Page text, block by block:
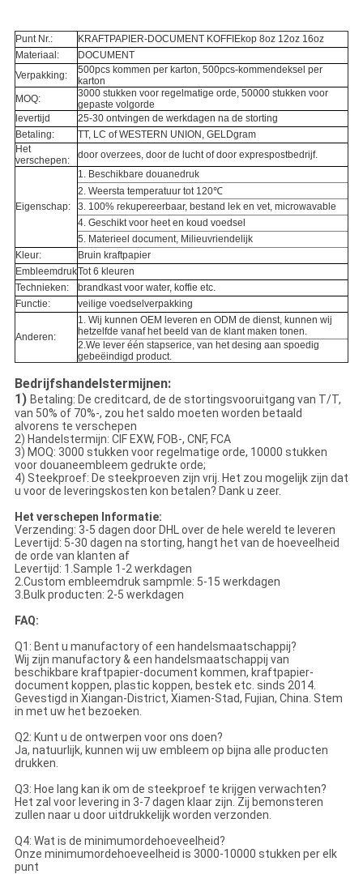
Punt Nr.:
KRAFTPAPIER-DOCUMENT KOFFIEkop 8oz 12oz 16oz
Materiaal:
DOCUMENT
Verpakking:
500pcs kommen per karton, 500pcs-kommendeksel per
karton
MOQ:
3000 stukken voor regelmatige orde, 50000 stukken voor
gepaste volgorde
levertijd
25-30 ontvingen de werkdagen na de storting
Betaling:
TT, LC of WESTERN UNION, GELDgram
Het
verschepen:
door overzees, door de lucht of door exprespostbedrijf.
Eigenschap:
1. Beschikbare douanedruk
2. Weersta temperatuur tot 120℃
3. 100% rekupereerbaar, bestand lek en vet, microwavable
4. Geschikt voor heet en koud voedsel
5. Materieel document, Milieuvriendelijk
Kleur:
Bruin kraftpapier
EmbleemdrukTot 6 kleuren
Technieken:
brandkast voor water, koffie etc.
Functie:
veilige voedselverpakking
Anderen:
1. Wij kunnen OEM leveren en ODM de dienst, kunnen wij
hetzelfde vanaf het beeld van de klant maken tonen.
2.We lever één stapserice, van het desing aan spoedig
gebeëindigd product.
Bedrijfshandelstermijnen:
1) Betaling: De creditcard, de de stortingsvooruitgang van T/T,
van 50% of 70%-, zou het saldo moeten worden betaald
alvorens te verschepen
2) Handelstermijn: CIF EXW, FOB-, CNF, FCA
3) MOQ: 3000 stukken voor regelmatige orde, 10000 stukken
voor douaneembleem gedrukte orde;
4) Steekproef: De steekproeven zijn vrij. Het zou mogelijk zijn dat
u voor de leveringskosten kon betalen? Dank u zeer.
Het verschepen Informatie:
Verzending: 3-5 dagen door DHL over de hele wereld te leveren
Levertijd: 5-30 dagen na storting, hangt het van de hoeveelheid
de orde van klanten af
Levertijd: 1.Sample 1-2 werkdagen
2.Custom embleemdruk sampmle: 5-15 werkdagen
3.Bulk producten: 2-5 werkdagen
FAQ:
Q1: Bent u manufactory of een handelsmaatschappij?
Wij zijn manufactory & een handelsmaatschappij van
beschikbare kraftpapier-document kommen, kraftpapier-
document koppen, plastic koppen, bestek etc. sinds 2014.
Gevestigd in Xiangan-District, Xiamen-Stad, Fujian, China. Stem
in met uw het bezoeken.
Q2: Kunt u de ontwerpen voor ons doen?
Ja, natuurlijk, kunnen wij uw embleem op bijna alle producten
drukken.
Q3: Hoe lang kan ik om de steekproef te krijgen verwachten?
Het zal voor levering in 3-7 dagen klaar zijn. Zij bemonsteren
zullen naar u door uitdrukkelijk worden verzonden.
Q4: Wat is de minimumordehoeveelheid?
Onze minimumordehoeveelheid is 3000-10000 stukken per elk
punt